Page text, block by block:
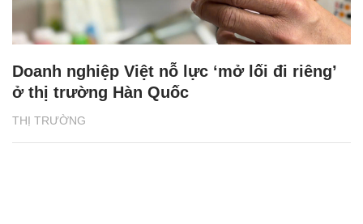
THỊ TRƯỜNG
Doanh nghiệp Việt nỗ lực ‘mở lối đi riêng’
ở thị trường Hàn Quốc